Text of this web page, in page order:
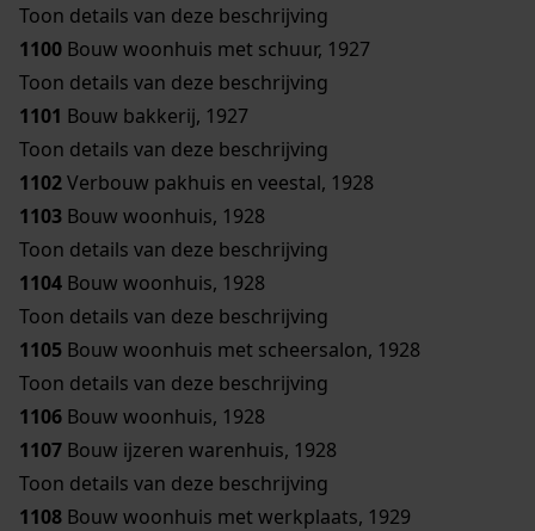
Toon details van deze beschrijving
1100 Bouw woonhuis met schuur, 1927
Toon details van deze beschrijving
1101 Bouw bakkerij, 1927
Toon details van deze beschrijving
1102Verbouw pakhuis en veestal, 1928
1103 Bouw woonhuis, 1928
Toon details van deze beschrijving
1104 Bouw woonhuis, 1928
Toon details van deze beschrijving
1105 Bouw woonhuis met scheersalon, 1928
Toon details van deze beschrijving
1106 Bouw woonhuis, 1928
1107 Bouw ijzeren warenhuis, 1928
Toon details van deze beschrijving
1108 Bouw woonhuis met werkplaats, 1929